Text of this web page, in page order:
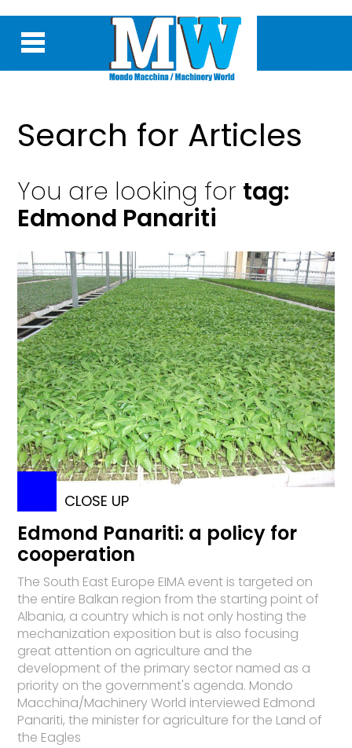
Search for Articles
You are looking for tag:
Edmond Panariti
CLOSE UP
Edmond Panariti: a policy for
cooperation
The South East Europe EIMA event is targeted on
the entire Balkan region from the starting point of
Albania, a country which is not only hosting the
mechanization exposition but is also focusing
great attention on agriculture and the
development of the primary sector named as a
priority on the government's agenda. Mondo
Macchina/Machinery World interviewed Edmond
Panariti, the minister for agriculture for the Land of
the Eagles